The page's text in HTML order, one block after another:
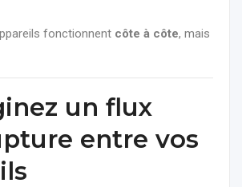
fonctionnent côte à côte, mais
un flux
entre vos